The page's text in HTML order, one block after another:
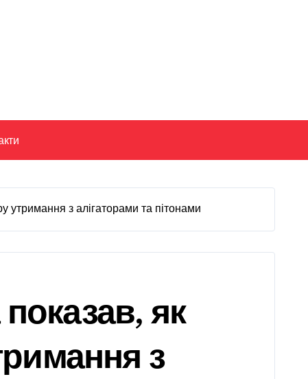
утримання з алігаторами та пітонами
як
з